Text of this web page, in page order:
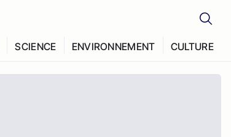
SCIENCE ENVIRONNEMENT CULTURE